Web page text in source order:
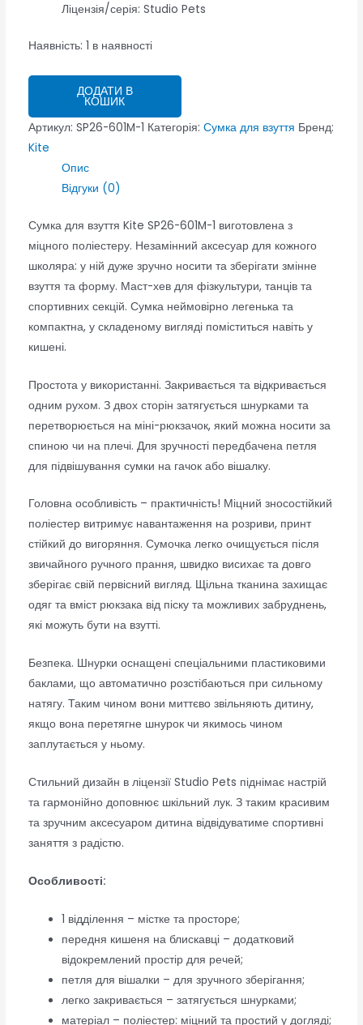
Ліцензія/серія: Studio Pets
Наявність: 1 в наявності
ДОДАТИ В
КОШИК
Артикул: SP26-601M-1 Категорія: Сумка для взуття Бренд:
Kite
Опис
Відгуки (0)
Сумка для взуття Kite SP26-601M-1 виготовлена з
міцного поліестеру. Незамінний аксесуар для кожного
школяра: у ній дуже зручно носити та зберігати змінне
взуття та форму. Маст-хев для фізкультури, танців та
спортивних секцій. Сумка неймовірно легенька та
компактна, у складеному вигляді поміститься навіть у
кишені.
Простота у використанні. Закривається та відкривається
одним рухом. З двох сторін затягується шнурками та
перетворюється на міні-рюкзачок, який можна носити за
спиною чи на плечі. Для зручності передбачена петля
для підвішування сумки на гачок або вішалку.
Головна особливість – практичність! Міцний зносостійкий
поліестер витримує навантаження на розриви, принт
стійкий до вигоряння. Сумочка легко очищується після
звичайного ручного прання, швидко висихає та довго
зберігає свій первісний вигляд. Щільна тканина захищає
одяг та вміст рюкзака від піску та можливих забруднень,
які можуть бути на взутті.
Безпека. Шнурки оснащені спеціальними пластиковими
баклами, що автоматично розстібаються при сильному
натягу. Таким чином вони миттєво звільняють дитину,
якщо вона перетягне шнурок чи якимось чином
заплутається у ньому.
Стильний дизайн в ліцензії Studio Pets піднімає настрій
та гармонійно доповнює шкільний лук. З таким красивим
та зручним аксесуаром дитина відвідуватиме спортивні
заняття з радістю.
Особливості:
1 відділення – містке та просторе;
передня кишеня на блискавці – додатковий
відокремлений простір для речей;
петля для вішалки – для зручного зберігання;
легко закривається – затягується шнурками;
матеріал – поліестер: міцний та простий у догляді;